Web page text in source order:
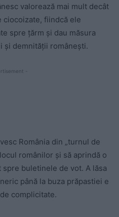
valorează mai mult decât
ciocoizate, fiindcă ele
spre țărm și dau măsura
și demnității românești.
-
România din „turnul de
românilor și să aprindă o
buletinele de vot. A lăsa
până la buza prăpastiei e
complicitate.